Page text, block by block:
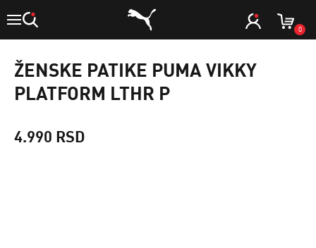
0
ŽENSKE PATIKE PUMA VIKKY
PLATFORM LTHR P
4.990 RSD